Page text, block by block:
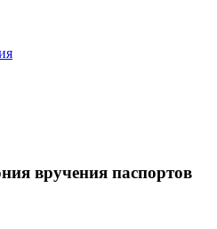
вручения паспортов